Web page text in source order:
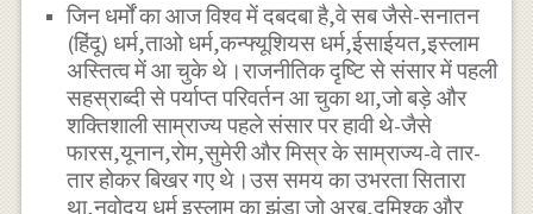
जिन धर्मों का आज विश्व में दबदबा है,वे सब जैसे-सनातन
(हिंदू) धर्म,ताओ धर्म,कन्फ्यूशियस धर्म,ईसाईयत,इस्लाम
अस्तित्व में आ चुके थे।राजनीतिक दृष्टि से संसार में पहली
सहस्राब्दी से पर्याप्त परिवर्तन आ चुका था,जो बड़े और
शक्तिशाली साम्राज्य पहले संसार पर हावी थे-जैसे
फारस,यूनान,रोम,सुमेरी और मिस्र के साम्राज्य-वे तार-
तार होकर बिखर गए थे।उस समय का उभरता सितारा
था,नवोदय धर्म इस्लाम का झंडा जो अरब,दमिश्क और